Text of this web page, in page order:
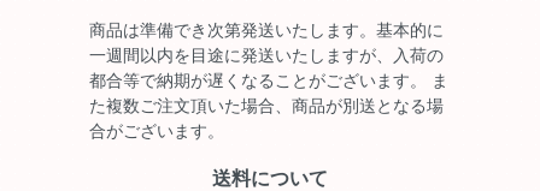
商品は準備でき次第発送いたします。基本的に
一週間以内を目途に発送いたしますが、入荷の
都合等で納期が遅くなることがございます。 ま
た複数ご注文頂いた場合、商品が別送となる場
合がございます。
送料について